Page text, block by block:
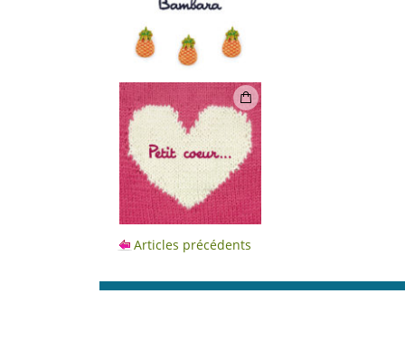
Articles précédents